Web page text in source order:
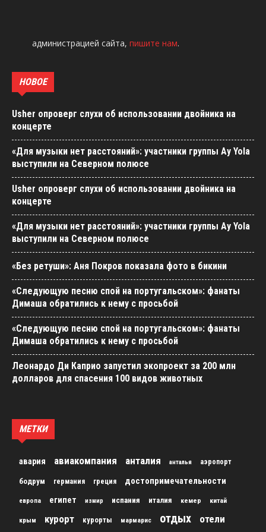
администрацией сайта, пишите нам.
НОВОЕ
Usher опроверг слухи об использовании двойника на
концерте
«Для музыки нет расстояний»: участники группы Ay Yola
выступили на Северном полюсе
Usher опроверг слухи об использовании двойника на
концерте
«Для музыки нет расстояний»: участники группы Ay Yola
выступили на Северном полюсе
«Без ретуши»: Аня Покров показала фото в бикини
«Следующую песню спой на португальском»: фанаты
Димаша обратились к нему с просьбой
«Следующую песню спой на португальском»: фанаты
Димаша обратились к нему с просьбой
Леонардо Ди Каприо запустил экопроект за 200 млн
долларов для спасения 100 видов животных
МЕТКИ
авария авиакомпания анталия анталья аэропорт
бодрум германия греция достопримечательности
европа египет измир испания италия кемер китай
крым курорт курорты мармарис отдых отели